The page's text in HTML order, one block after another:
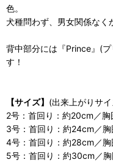
色。
犬種問わず、男女関係なく
背中部分には『Prince』(
す！
【サイズ】 (出来上がりサ
2号：首回り：約20cm／
3号：首回り：約24cm／
4号：首回り：約28cm／
5号：首回り：約30cm／